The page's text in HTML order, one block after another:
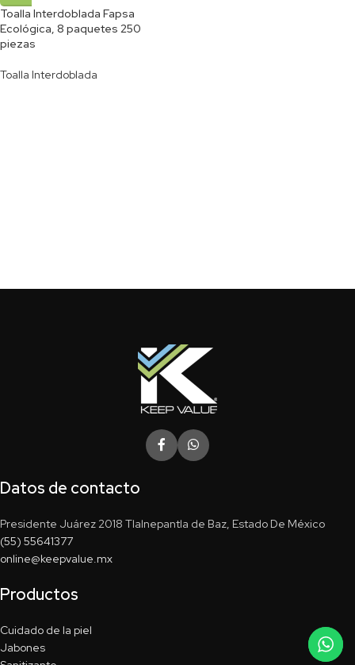
Toalla Interdoblada Fapsa
Ecológica, 8 paquetes 250
piezas
Toalla Interdoblada
Datos de contacto
Presidente Juárez 2018 Tlalnepantla de Baz, Estado De México
(55) 55641377
online@keepvalue.mx
Productos
Cuidado de la piel
Jabones